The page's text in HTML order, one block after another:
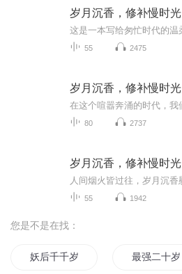
岁月沉香，修补慢时光
55 2475
岁月沉香，修补慢时光
80 2737
岁月沉香，修补慢时光
55 1942
您是不是在找：
妖后千千岁 最强二十岁